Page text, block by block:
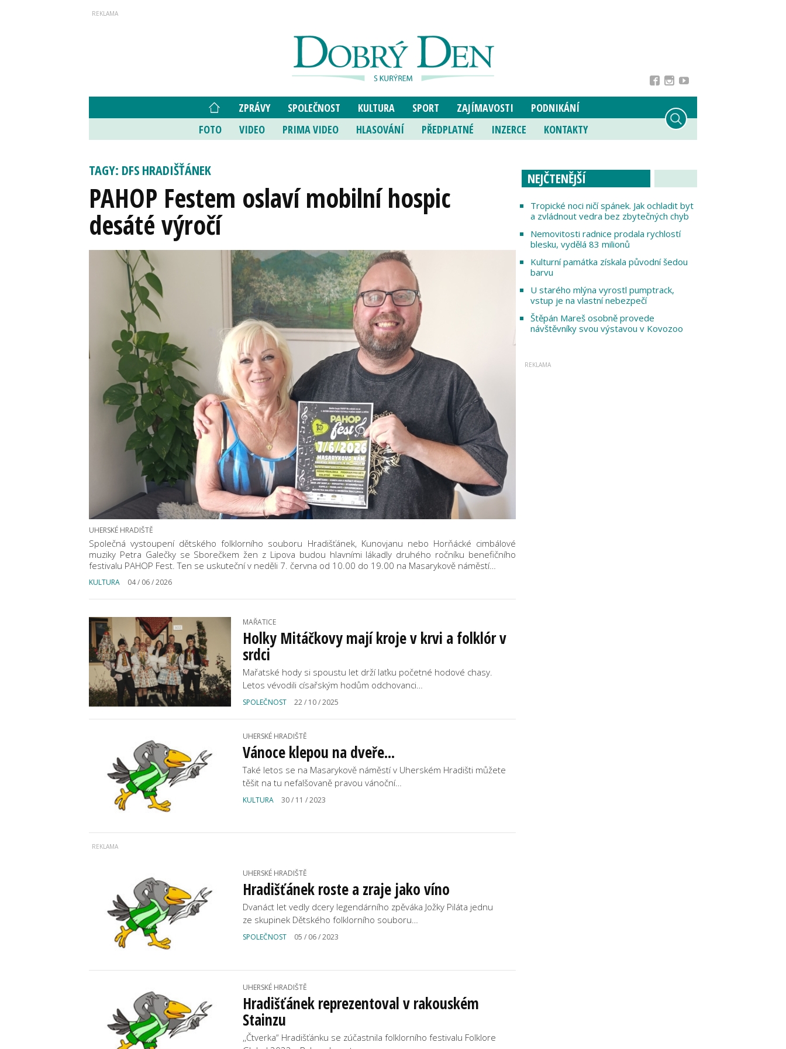
ZPRÁVY SPOLEČNOST KULTURA SPORT ZAJÍMAVOSTI
PODNIKÁNÍ
FOTO
VIDEO PRIMA VIDEO HLASOVÁNÍ PŘEDPLATNÉ INZERCE KONTAKTY
TAGY: DFS HRADIŠŤÁNEK
PAHOP Festem oslaví mobilní hospic
desáté výročí
UHERSKÉ HRADIŠTĚ
Společná vystoupení dětského folklorního souboru Hradišťánek, Kunovjanu nebo Horňácké cimbálové
muziky Petra Galečky se Sborečkem žen z Lipova budou hlavními lákadly druhého ročníku benefičního
festivalu PAHOP Fest. Ten se uskuteční v neděli 7. června od 10.00 do 19.00 na Masarykově náměstí…
KULTURA 04 / 06 / 2026
MAŘATICE
Holky Mitáčkovy mají kroje v krvi a folklór v
srdci
Mařatské hody si spoustu let drží laťku početné hodové chasy.
Letos vévodili císařským hodům odchovanci…
SPOLEČNOST 22 / 10 / 2025
UHERSKÉ HRADIŠTĚ
Vánoce klepou na dveře...
Také letos se na Masarykově náměstí v Uherském Hradišti můžete
těšit na tu nefalšovaně pravou vánoční…
KULTURA 30 / 11 / 2023
UHERSKÉ HRADIŠTĚ
Hradišťánek roste a zraje jako víno
Dvanáct let vedly dcery legendárního zpěváka Jožky Piláta jednu
ze skupinek Dětského folklorního souboru…
SPOLEČNOST 05 / 06 / 2023
UHERSKÉ HRADIŠTĚ
Hradišťánek reprezentoval v rakouském
Stainzu
,,Čtverka“ Hradišťánku se zúčastnila folklorního festivalu Folklore
NEJČTENĚJŠÍ
Tropické noci ničí spánek. Jak ochladit byt
a zvládnout vedra bez zbytečných chyb
Nemovitosti radnice prodala rychlostí
blesku, vydělá 83 milionů
Kulturní památka získala původní šedou
barvu
U starého mlýna vyrostl pumptrack,
vstup je na vlastní nebezpečí
Štěpán Mareš osobně provede
návštěvníky svou výstavou v Kovozoo